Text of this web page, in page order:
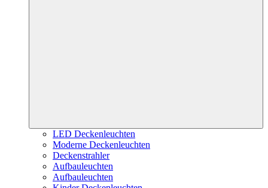
LED Deckenleuchten
Moderne Deckenleuchten
Deckenstrahler
Aufbauleuchten
Aufbauleuchten